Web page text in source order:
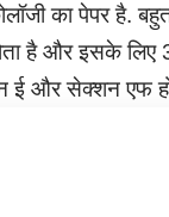
का पेपर है.
है और इसके
ई और सेक्शन एफ